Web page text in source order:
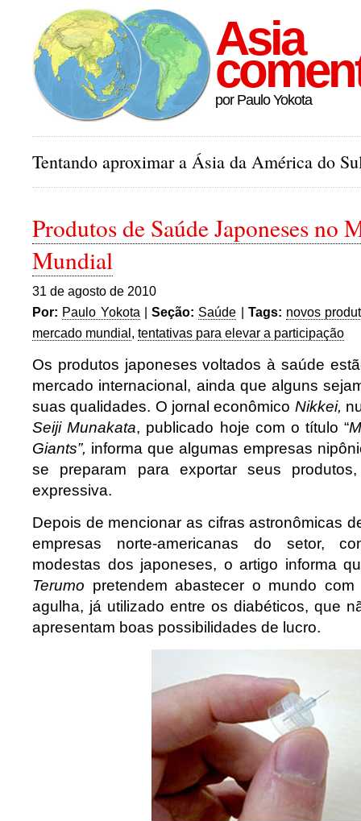
Asia
por Paulo Yokota
Tentando aproximar a Ásia da América do
Produtos de Saúde Japoneses no
Mundial
31 de agosto de 2010
Por: Paulo Yokota | Seção: Saúde | Tags: novos
mercado mundial, tentativas para elevar a participação
Os produtos japoneses voltados à saúde
mercado internacional, ainda que alguns
suas qualidades. O jornal econômico Nikkei,
Seiji Munakata, publicado hoje com o título “
Giants”, informa que algumas empresas
se preparam para exportar seus
expressiva.
Depois de mencionar as cifras astronômicas
empresas norte-americanas do setor,
modestas dos japoneses, o artigo informa
Terumo pretendem abastecer o mundo
agulha, já utilizado entre os diabéticos, que
apresentam boas possibilidades de lucro.